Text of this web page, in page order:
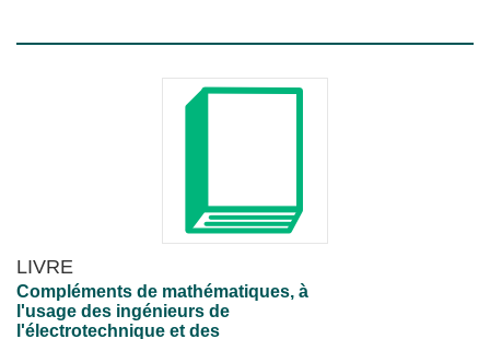
LIVRE
Compléments de mathématiques, à
l'usage des ingénieurs de
l'électrotechnique et des